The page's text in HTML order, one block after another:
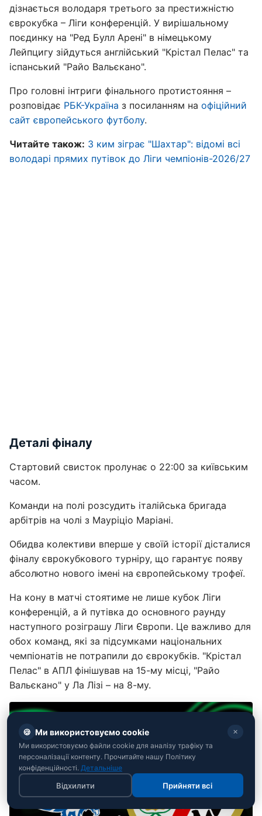
дізнається володаря третього за престижністю
єврокубка – Ліги конференцій. У вирішальному
поєдинку на "Ред Булл Арені" в німецькому
Лейпцигу зійдуться англійський "Крістал Пелас" та
іспанський "Райо Вальєкано".
Про головні інтриги фінального протистояння –
розповідає РБК-Україна з посиланням на офіційний
сайт європейського футболу.
Читайте також: З ким зіграє "Шахтар": відомі всі
володарі прямих путівок до Ліги чемпіонів-2026/27
Деталі фіналу
Стартовий свисток пролунає о 22:00 за київським
часом.
Команди на полі розсудить італійська бригада
арбітрів на чолі з Мауріціо Маріані.
Обидва колективи вперше у своїй історії дісталися
фіналу єврокубкового турніру, що гарантує появу
абсолютно нового імені на європейському трофеї.
На кону в матчі стоятиме не лише кубок Ліги
конференцій, а й путівка до основного раунду
наступного розіграшу Ліги Європи. Це важливо для
обох команд, які за підсумками національних
чемпіонатів не потрапили до єврокубків. "Крістал
Пелас" в АПЛ фінішував на 15-му місці, "Райо
Вальєкано" у Ла Лізі – на 8-му.
🍪 Ми використовуємо cookie ✕
Ми використовуємо файли cookie для аналізу трафіку та
персоналізації контенту. Прочитайте нашу Політику
конфіденційності. Детальніше
Відхилити Прийняти всі